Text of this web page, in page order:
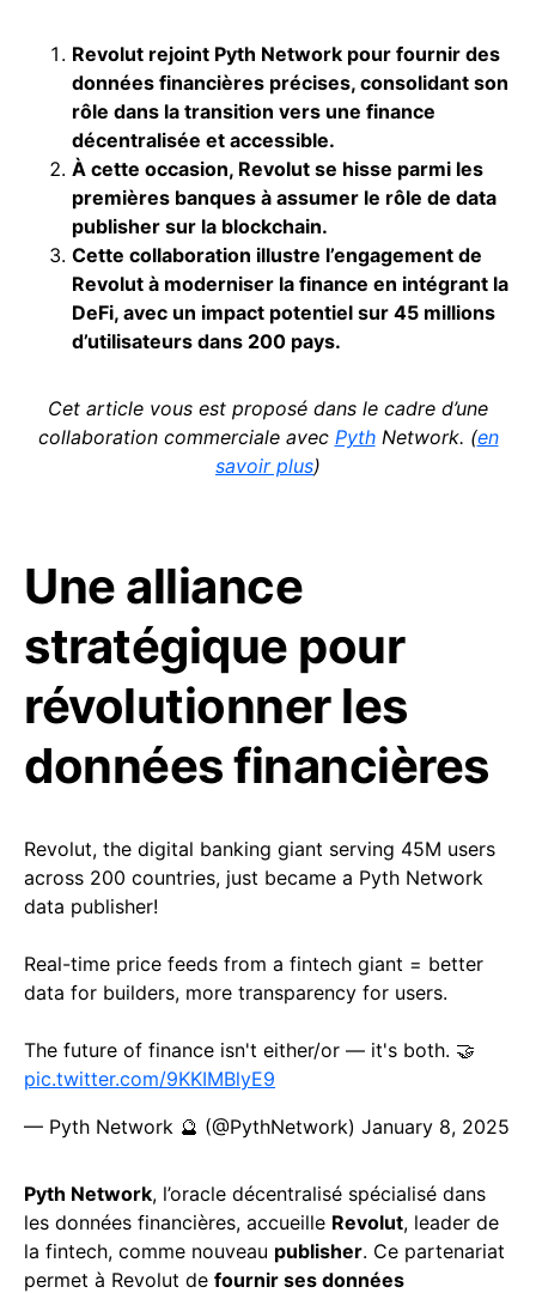
Revolut rejoint Pyth Network pour fournir des
données financières précises, consolidant son
rôle dans la transition vers une finance
décentralisée et accessible.
À cette occasion, Revolut se hisse parmi les
premières banques à assumer le rôle de data
publisher sur la blockchain.
Cette collaboration illustre l’engagement de
Revolut à moderniser la finance en intégrant la
DeFi, avec un impact potentiel sur 45 millions
d’utilisateurs dans 200 pays.
Cet article vous est proposé dans le cadre d’une
collaboration commerciale avec PythNetwork. (en
savoir plus)
Une alliance
stratégique pour
révolutionner les
données financières
Revolut, the digital banking giant serving 45M users
across 200 countries, just became a Pyth Network
data publisher!
Real-time price feeds from a fintech giant = better
data for builders, more transparency for users.
The future of finance isn't either/or — it's both. 🤝
pic.twitter.com/9KKIMBlyE9
— Pyth Network 🔮 (@PythNetwork) January 8, 2025
Pyth Network, l’oracle décentralisé spécialisé dans
les données financières, accueille Revolut, leader de
la fintech, comme nouveau publisher. Ce partenariat
permet à Revolut de fournir ses données